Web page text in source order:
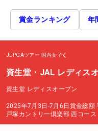
賞金ランキング 年
JLPGAツアー 国内女子
資生堂・JAL レディス
資生堂 レディスオープン
2025年7月3日-7月6日 賞金総額
戸塚カントリー倶楽部 西コース